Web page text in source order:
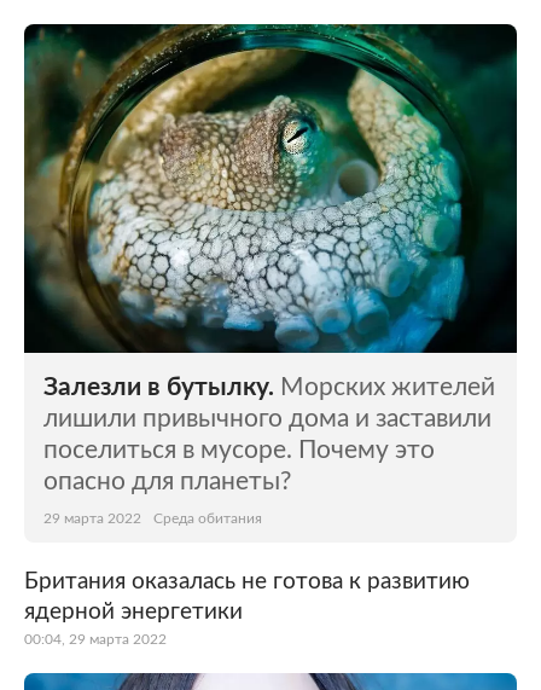
Залезли в бутылку. Морских жителей
лишили привычного дома и заставили
поселиться в мусоре. Почему это
опасно для планеты?
29 марта 2022 Среда обитания
Британия оказалась не готова к развитию
ядерной энергетики
00:04, 29 марта 2022